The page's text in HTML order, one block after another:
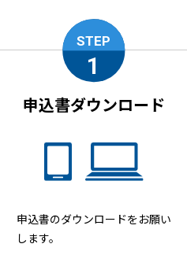
STEP
1
申込書ダウンロード
申込書のダウンロードをお願い
します。